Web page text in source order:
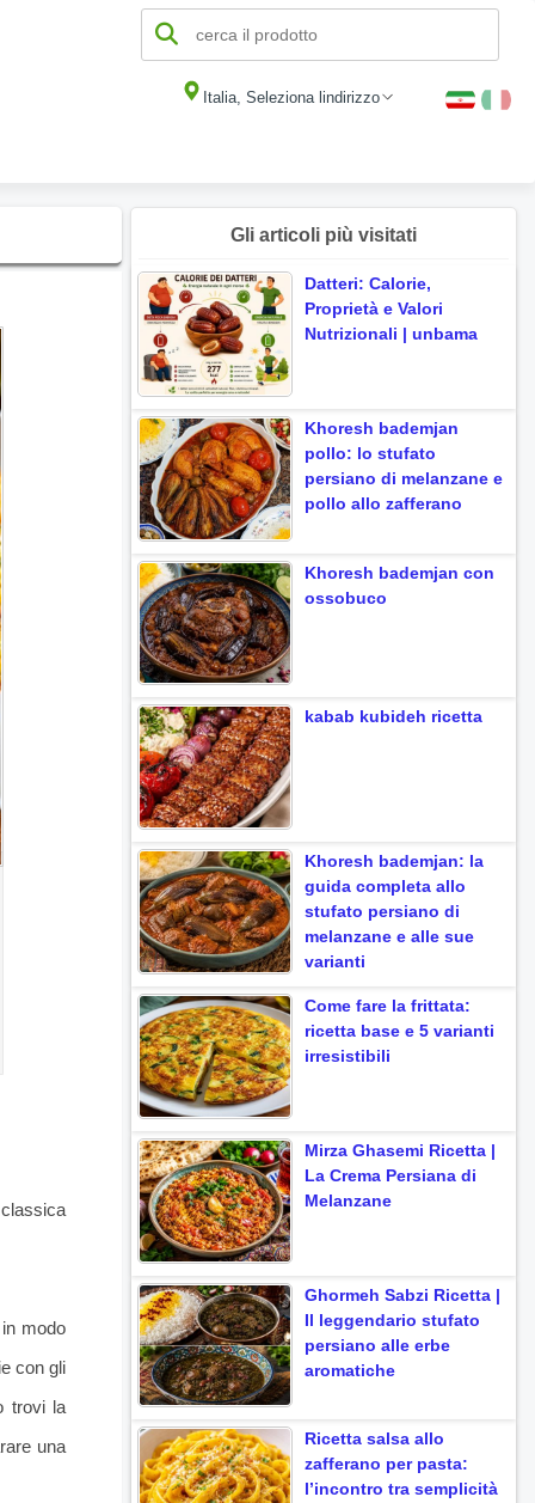
Italia, Seleziona lindirizzo
modo
con gli
trovi la
una
Gli articoli più visitati
Datteri: Calorie,
Proprietà e Valori
Nutrizionali | unbama
Khoresh bademjan
pollo: lo stufato
persiano di melanzane e
pollo allo zafferano
Khoresh bademjan con
ossobuco
kabab kubideh ricetta
Khoresh bademjan: la
guida completa allo
stufato persiano di
melanzane e alle sue
varianti
Come fare la frittata:
ricetta base e 5 varianti
irresistibili
Mirza Ghasemi Ricetta |
La Crema Persiana di
Melanzane
Ghormeh Sabzi Ricetta |
Il leggendario stufato
persiano alle erbe
aromatiche
Ricetta salsa allo
zafferano per pasta:
l’incontro tra semplicità